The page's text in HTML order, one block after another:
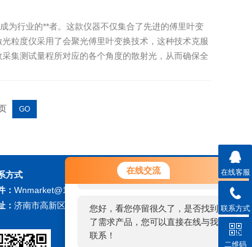
在线交流
您好！欢迎前来咨询，很高兴为您
服务，请问您要咨询什么问题呢？
您好，看您停留很久了，是否找到
了需求产品，您可以直接在线与我
联系！
为行业的**者。这款仪器不仅集合了先进的傅里叶变
粒度仪采用了会聚光傅里叶变换技术，这种技术克服
集测试量程所对应的各个角度的散射光，从而确保全
方式
： Wnmarket@126.com
： 济南市高新区大学科技园北区F座
微信扫描关注我们
在线客服
联系方式
二维码